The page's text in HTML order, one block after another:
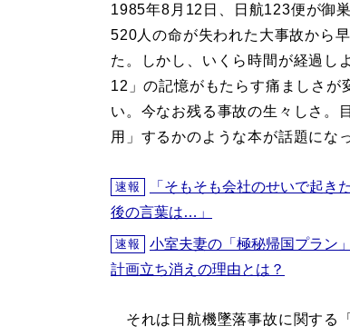
1985年8月12日、日航123便が御巣
520人の命が失われた大事故から
た。しかし、いくら時間が経過し
12」の記憶がもたらす痛ましさが
い。今なお残る事故の生々しさ。
用」するかのような本が話題にな
速報
「そもそも会社のせいで起
後の言葉は…」
速報
小室夫妻の「極秘帰国プラ
計画立ち消えの理由とは？
それは日航機墜落事故に関する